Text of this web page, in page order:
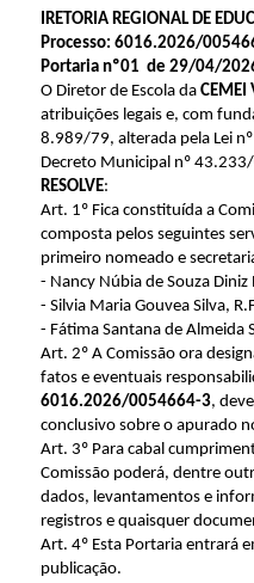
IRETORIA REGIONAL DE
Processo: 6016.2026/
Portaria nº01 de 29/04/
O Diretor de Escola da CEMEI
atribuições legais e, com
8.989/79, alterada pela Lei
Decreto Municipal nº
RESOLVE:
Art. 1º Fica constituída a
composta pelos seguintes
primeiro nomeado e
- Nancy Núbia de Souza
- Silvia Maria Gouvea Silva,
- Fátima Santana de Almeida
Art. 2º A Comissão ora
fatos e eventuais
6016.2026/0054664-3,
conclusivo sobre o apurado
Art. 3º Para cabal
Comissão poderá, dentre
dados, levantamentos e
registros e quaisquer
Art. 4º Esta Portaria entrará
publicação.